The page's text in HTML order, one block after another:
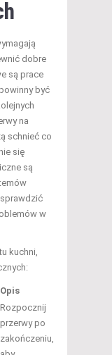
dobre
są prace
być
na
schnieć co
się
są
w
kuchni,
Opis
Rozpocznij
przerwy po
zakończeniu,